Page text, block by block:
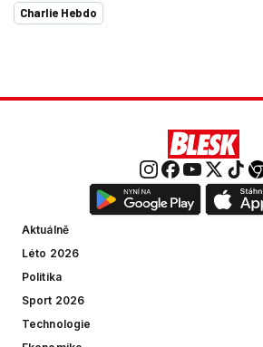
Charlie Hebdo
Aktuálně
Léto 2026
Politika
Sport 2026
Technologie